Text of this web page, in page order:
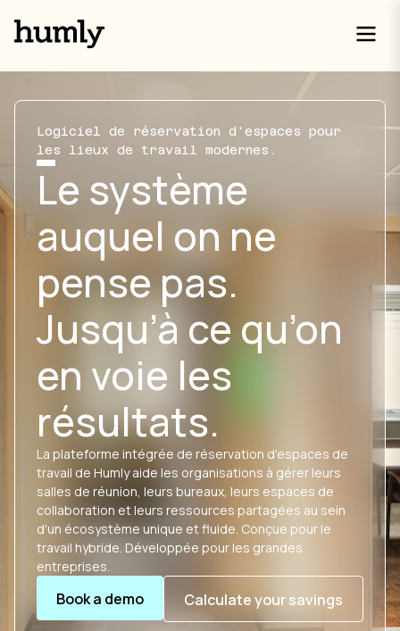
Logiciel de réservation d'espaces pour
les lieux de travail modernes.
Le système
auquel on ne
pense pas.
Jusqu’à ce qu’on
en voie les
résultats.
La plateforme intégrée de réservation d'espaces de
travail de Humly aide les organisations à gérer leurs
salles de réunion, leurs bureaux, leurs espaces de
collaboration et leurs ressources partagées au sein
d'un écosystème unique et fluide. Conçue pour le
travail hybride. Développée pour les grandes
entreprises.
Book a demo Calculate your savings